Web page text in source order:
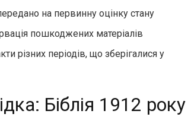
на первинну оцінку стану
пошкоджених матеріалів
різних періодів, що зберігалися у
Біблія 1912 року